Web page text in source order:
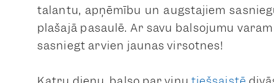
talantu, apņēmību un augstajiem
plašajā pasaulē. Ar savu balsojumu
sasniegt arvien jaunas virsotnes!